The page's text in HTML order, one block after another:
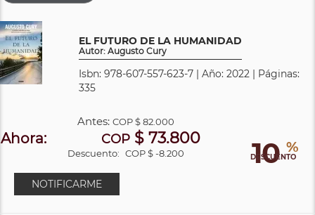
EL FUTURO DE LA HUMANIDAD
Autor: Augusto Cury
Isbn: 978-607-557-623-7 | Año: 2022 | Páginas:
335
10 %
DESCUENTO
Antes:COP$ 82.000
Ahora: COP$ 73.800
Descuento: COP $ -8.200
NOTIFICARME